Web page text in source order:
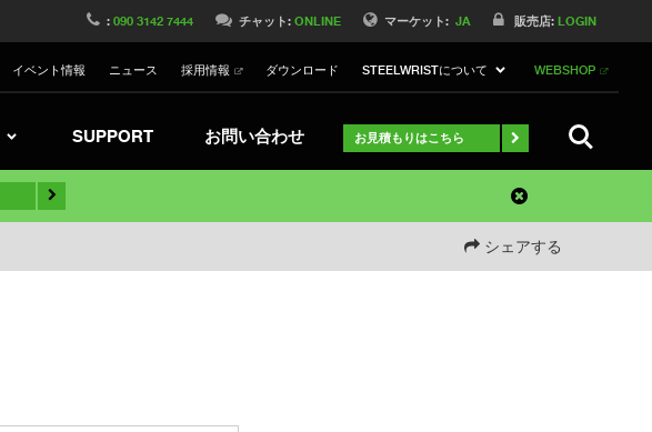
マーケット: JA 販売店: LOGIN
:090 3142 7444 チャット:ONLINE
イベント情報 ニュース 採用情報 ダウンロード STEELWRISTについて WEBSHOP
SUPPORT お問い合わせ お見積もりはこちら
シェアする